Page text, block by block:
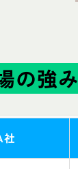
の強み
社